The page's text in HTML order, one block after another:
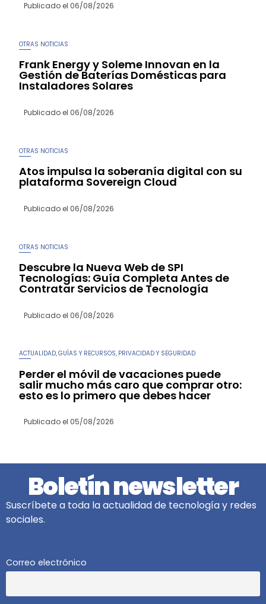
Publicado el 06/08/2026
OTRAS NOTICIAS
Frank Energy y Soleme Innovan en la
Gestión de Baterías Domésticas para
Instaladores Solares
Publicado el 06/08/2026
OTRAS NOTICIAS
Atos impulsa la soberanía digital con su
plataforma Sovereign Cloud
Publicado el 06/08/2026
OTRAS NOTICIAS
Descubre la Nueva Web de SPI
Tecnologías: Guía Completa Antes de
Contratar Servicios de Tecnología
Publicado el 06/08/2026
ACTUALIDAD,GUÍAS Y RECURSOS, PRIVACIDAD Y SEGURIDAD
Perder el móvil de vacaciones puede
salir mucho más caro que comprar otro:
esto es lo primero que debes hacer
Publicado el 05/08/2026
Boletín newsletter
Suscríbete a toda la actualidad de tecnología y redes
sociales.
Correo electrónico